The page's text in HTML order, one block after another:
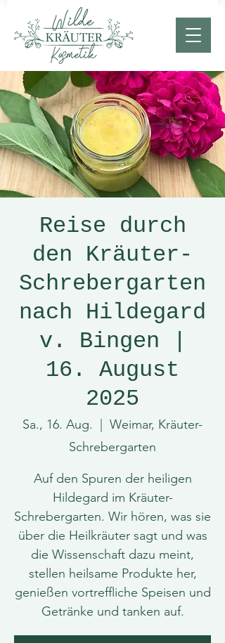
Reise durch
den Kräuter-
Schrebergarten
nach Hildegard
v. Bingen |
16. August
2025
Sa., 16. Aug.
Weimar, Kräuter-
Schrebergarten
Auf den Spuren der heiligen
Hildegard im Kräuter-
Schrebergarten. Wir hören, was sie
über die Heilkräuter sagt und was
die Wissenschaft dazu meint,
stellen heilsame Produkte her,
genießen vortreffliche Speisen und
Getränke und tanken auf.